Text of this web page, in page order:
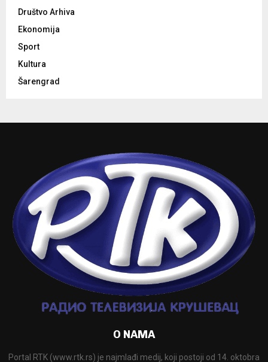
Društvo Arhiva
Ekonomija
Sport
Kultura
Šarengrad
O NAMA
Portal RTK (www.rtk.rs) je najmlađi medij, koji postoji od 14. oktobra